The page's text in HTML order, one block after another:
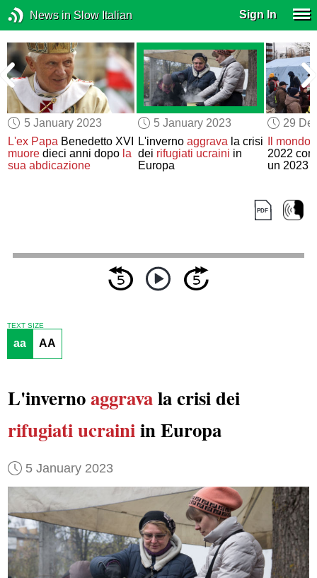
News in Slow Italian Sign In
5 January 2023
L'ex Papa Benedetto XVI
muore dieci anni dopo la
sua abdicazione
5 January 2023
L'inverno aggravala crisi
dei rifugiati ucraini in
Europa
29
Il mondo
2022 con
un 2023
TEXT SIZE
aa AA
L'invernoaggravala crisi dei
rifugiati ucrainiin Europa
5 January 2023